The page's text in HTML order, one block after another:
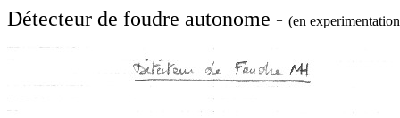
Détecteur de foudre autonome - (en